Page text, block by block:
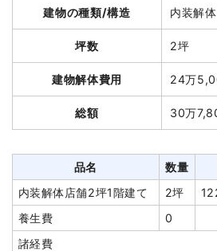
軽量鉄骨造アパート114坪2
114坪
養生費
416m²
植木・植栽撤去
40m³
アスベスト撤去 114坪
室内残置物撤去 1m³
諸経費
値引き
総額 307万
品名
鉄骨造住宅44坪2階建
44坪
円
太陽光パネル撤去
33枚
土間コンクリート撤去
23m²
ブロック塀撤去
15m²
植木・植栽撤去
建物の種類/構造 内装解
坪数 2坪
建物解体費用 24万
総額 30万
品名 数量
内装解体店舗2坪1階建て
2坪
養生費
0
諸経費